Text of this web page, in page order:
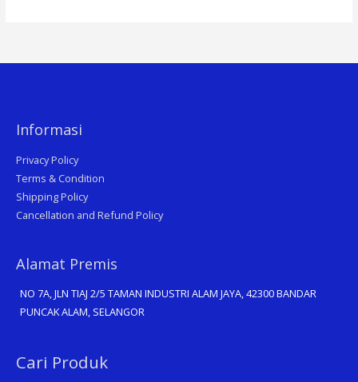
Informasi
Privacy Policy
Terms & Condition
Shipping Policy
Cancellation and Refund Policy
Alamat Premis
NO 7A, JLN TIAJ 2/5 TAMAN INDUSTRI ALAM JAYA, 42300 BANDAR
PUNCAK ALAM, SELANGOR
Cari Produk
Search